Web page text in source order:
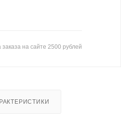
на сайте 2500 рублей